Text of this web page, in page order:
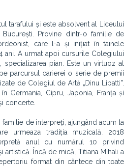
tarafului și este absolvent al Liceului
Provine dintr-o familie de
care l-a și inițiat în tainele
ani. A urmat apoi cursurile Colegiului
specializarea pian. Este un virtuoz al
parcursul carierei o serie de premii
de Colegiul de Artă „Dinu Lipatti”.
Germania, Cipru, Japonia, Franța și
concerte.
de interpreți, ajungând acum la
urmeaza tradiția muzicală. 2018
anul cu numărul 10 privind
Încă de mică, Titiana Mihali a
format din cântece din toate